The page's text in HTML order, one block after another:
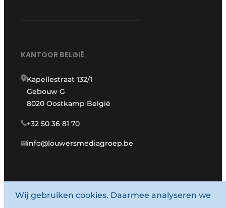
KANTOOR BELGIË
Kapellestraat 132/1
Gebouw G
8020 Oostkamp België
+32 50 36 81 70
info@louwersmediagroep.be
www.louwersmediagroep.com
Wij gebruiken cookies. Daarmee analyseren we